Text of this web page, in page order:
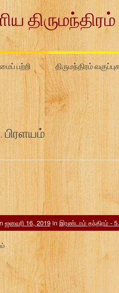
திருமந்திரம்
பற்றி திருமந்திரம்
பிரளயம்
ஜனவரி 16, 2019 in இரண்டாம் தந்திரம் -